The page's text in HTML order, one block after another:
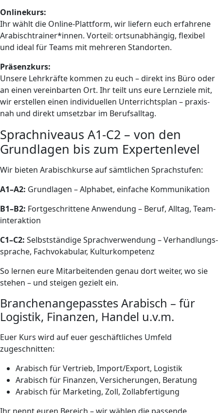
Onlinekurs:
Ihr wählt die Online-Plattform, wir liefern euch erfahrene
Arabisch­trainer*innen. Vorteil: orts­unabhängig, flexibel
und ideal für Teams mit mehreren Stand­orten.
Präsenz­kurs:
Unsere Lehrkräfte kommen zu euch – direkt ins Büro oder
an einen vereinbarten Ort. Ihr teilt uns eure Lern­ziele mit,
wir erstellen einen individuellen Unterrichts­plan – praxis­
nah und direkt umsetzbar im Berufs­alltag.
Sprachniveaus A1-C2 – von den
Grundlagen bis zum Experten­level
Wir bieten Arabisch­kurse auf sämtlichen Sprach­stufen:
A1–A2: Grundlagen – Alphabet, einfache Kommunikation
B1–B2: Fort­geschrittene Anwendung – Beruf, Alltag, Team­
interaktion
C1–C2: Selbst­ständige Sprachverwendung – Verhandlungs­
sprache, Fach­vokabular, Kulturkompetenz
So lernen eure Mitarbeitenden genau dort weiter, wo sie
stehen – und steigen gezielt ein.
Branchen­angepasstes Arabisch – für
Logistik, Finanzen, Handel u.v.m.
Euer Kurs wird auf euer geschäftliches Umfeld
zugeschnitten:
Arabisch für Vertrieb, Import/Export, Logistik
Arabisch für Finanzen, Versicherungen, Beratung
Arabisch für Marketing, Zoll, Zollabfertigung